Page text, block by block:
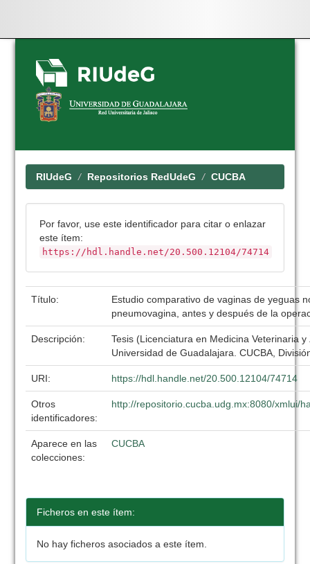
Skip
navigation
RIUdeG Repositorios RedUdeG CUCBA
Por favor, use este identificador para citar o enlazar
este ítem:
https://hdl.handle.net/20.500.12104/74714
Título:
Estudio comparativo de vaginas de yeguas
pneumovagina, antes y después de la
Descripción:
Tesis (Licenciatura en Medicina Veterinaria
Universidad de Guadalajara. CUCBA,
URI: https://hdl.handle.net/20.500.12104/74714
Otros
identificadores:
http://repositorio.cucba.udg.mx:8080/xmlui/
Aparece en las
colecciones:
CUCBA
Ficheros en este ítem:
No hay ficheros asociados a este ítem.